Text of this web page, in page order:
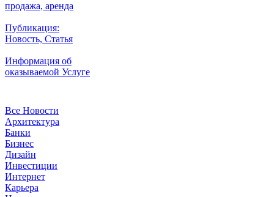
продажа, аренда
Публикация:
Новость, Статья
Информация об
оказываемой Услуге
Все Новости
Архитектура
Банки
Бизнес
Дизайн
Инвестиции
Интернет
Карьера